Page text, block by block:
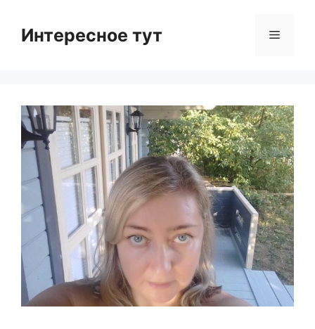
contentИнтересное тут Menu